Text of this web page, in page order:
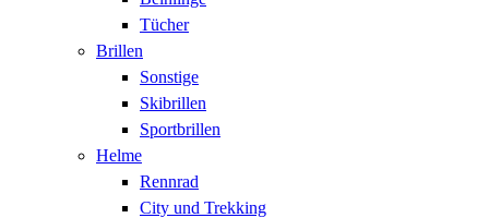
Tücher
Brillen
Sonstige
Skibrillen
Sportbrillen
Helme
Rennrad
City und Trekking